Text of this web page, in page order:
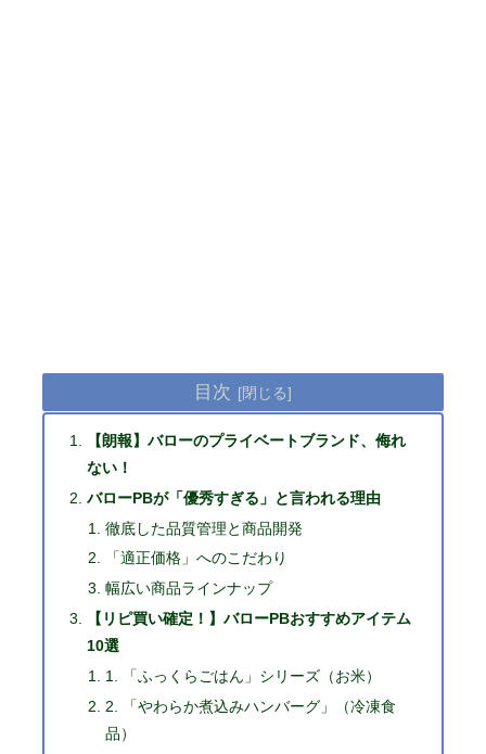
目次
【朗報】バローのプライベートブランド、侮れ
ない！
バローPBが「優秀すぎる」と言われる理由
徹底した品質管理と商品開発
「適正価格」へのこだわり
幅広い商品ラインナップ
【リピ買い確定！】バローPBおすすめアイテム
10選
1. 「ふっくらごはん」シリーズ（お米）
2. 「やわらか煮込みハンバーグ」（冷凍食
品）